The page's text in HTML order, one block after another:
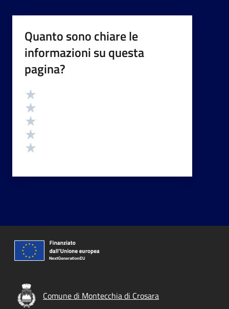
Quanto sono chiare le
informazioni su questa
pagina?
Valutazione
Comune di Montecchia di Crosara